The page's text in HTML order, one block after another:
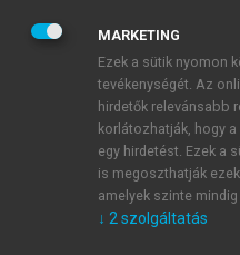
JELSZÓ
JELSZÓ ÚJRA
Kérek értesítést a MeRSZ
Kérek értesítést az
MARKETING
Ezek a sütik nyomon
tevékenységét. Az
hirdetők relevánsabb
korlátozhatják, hogy
egy hirdetést. Ezek a
is megoszthatják
amelyek szinte
↓ 2 szolgáltatás